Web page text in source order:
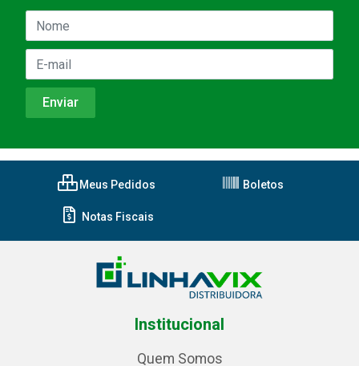
Meus Pedidos Boletos
Notas Fiscais
Institucional
Quem Somos